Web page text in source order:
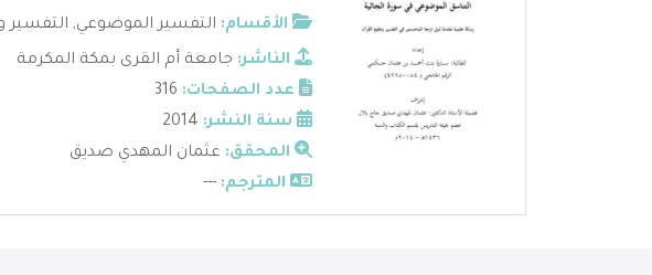
الأقسام: التفسير الموضوعي, التفسير
الناشر: جامعة أم القرى بمكة المكرمة
عدد الصفحات:
سنة النشر:
المحقق: عثمان المهدي صديق
المترجم: ---